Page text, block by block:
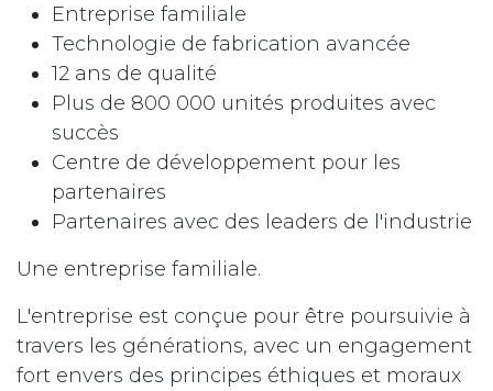
Entreprise familiale
Technologie de fabrication avancée
12 ans de qualité
Plus de 800 000 unités produites avec
succès
Centre de développement pour les
partenaires
Partenaires avec des leaders de l'industrie
Une entreprise familiale.
L'entreprise est conçue pour être poursuivie à
travers les générations, avec un engagement
fort envers des principes éthiques et moraux